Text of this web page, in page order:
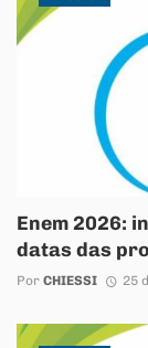
Enem 2026:
datas das
Por CHIESSI 25